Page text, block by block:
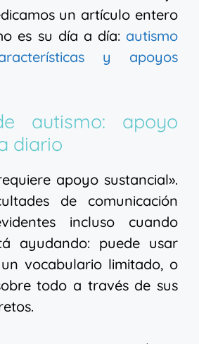
un artículo entero
es su día a día: autismo
y apoyos
autismo: apoyo
diario
apoyo sustancial».
de comunicación
incluso cuando
ayudando: puede usar
vocabulario limitado, o
todo a través de sus